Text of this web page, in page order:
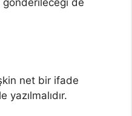
net bir ifade